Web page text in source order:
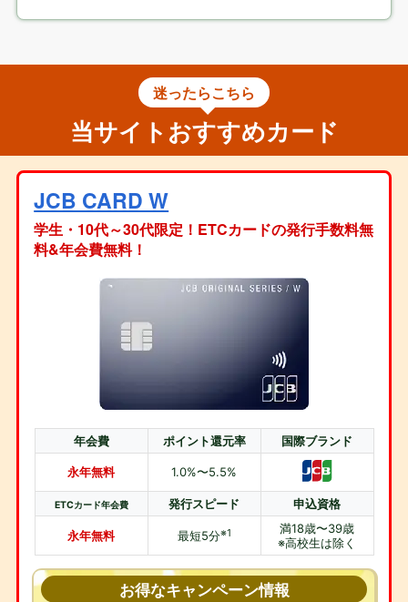
迷ったらこちら
当サイトおすすめカード
JCB CARD W
学生・10代～30代限定！ETCカードの発行手数料無
料&年会費無料！
年会費 ポイント還元率 国際ブランド
永年無料 1.0%〜5.5%
ETCカード年会費 発行スピード 申込資格
永年無料 最短5分※1
満18歳〜39歳
※高校生は除く
お得なキャンペーン情報